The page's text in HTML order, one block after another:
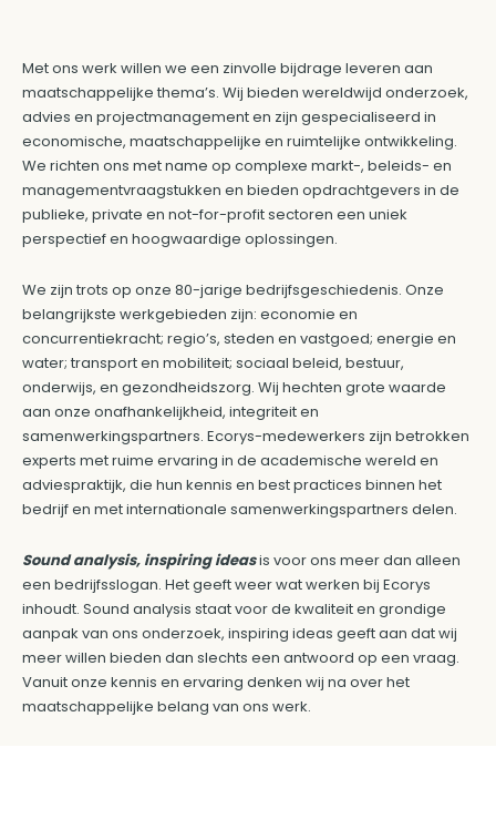
Met ons werk willen we een zinvolle bijdrage leveren aan
maatschappelijke thema’s. Wij bieden wereldwijd onderzoek,
advies en projectmanagement en zijn gespecialiseerd in
economische, maatschappelijke en ruimtelijke ontwikkeling.
We richten ons met name op complexe markt-, beleids- en
managementvraagstukken en bieden opdrachtgevers in de
publieke, private en not-for-profit sectoren een uniek
perspectief en hoogwaardige oplossingen.
We zijn trots op onze 80-jarige bedrijfsgeschiedenis. Onze
belangrijkste werkgebieden zijn: economie en
concurrentiekracht; regio’s, steden en vastgoed; energie en
water; transport en mobiliteit; sociaal beleid, bestuur,
onderwijs, en gezondheidszorg. Wij hechten grote waarde
aan onze onafhankelijkheid, integriteit en
samenwerkingspartners. Ecorys-medewerkers zijn betrokken
experts met ruime ervaring in de academische wereld en
adviespraktijk, die hun kennis en best practices binnen het
bedrijf en met internationale samenwerkingspartners delen.
Sound analysis, inspiring ideasis voor ons meer dan alleen
een bedrijfsslogan. Het geeft weer wat werken bij Ecorys
inhoudt. Sound analysis staat voor de kwaliteit en grondige
aanpak van ons onderzoek, inspiring ideas geeft aan dat wij
meer willen bieden dan slechts een antwoord op een vraag.
Vanuit onze kennis en ervaring denken wij na over het
maatschappelijke belang van ons werk.